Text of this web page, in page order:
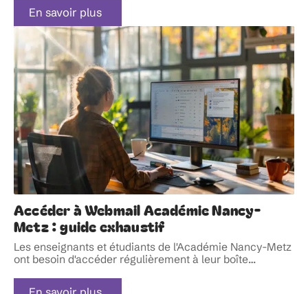
En savoir plus
Accéder à Webmail Académie Nancy-
Metz : guide exhaustif
Les enseignants et étudiants de l'Académie Nancy-Metz
ont besoin d'accéder régulièrement à leur boîte…